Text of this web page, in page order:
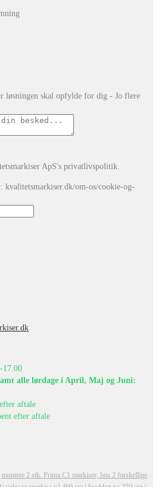
løsningen skal opfylde for dig - Jo flere
ApS's privatlivspolitik.
om-os/cookie-og-
17.00
alle lørdage i April, Maj og Juni:
aftale
efter aftale
2 stk. Prima C1 markiser, hos 2 forskellige